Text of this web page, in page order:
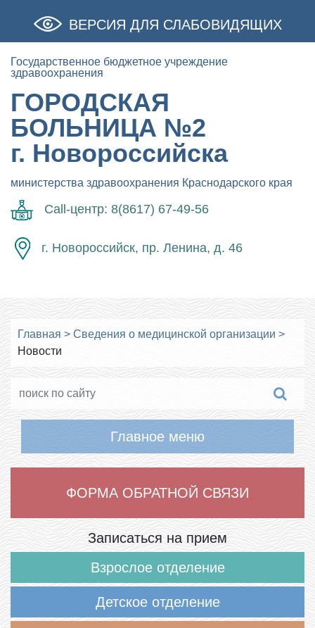
ВЕРСИЯ ДЛЯ СЛАБОВИДЯЩИХ
Государственное бюджетное учреждение
здравоохранения
ГОРОДСКАЯ
БОЛЬНИЦА №2
г. Новороссийска
министерства здравоохранения Краснодарского края
Call-центр: 8(8617) 67-49-56
г. Новороссийск, пр. Ленина, д. 46
Главная > Сведения о медицинской организации >
Новости
Главное меню
ФОРМА ОБРАТНОЙ СВЯЗИ
Записаться на прием
Взрослое отделение
Детское отделение